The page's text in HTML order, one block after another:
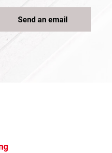
Send an email